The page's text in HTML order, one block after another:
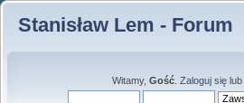
Stanisław Lem - Forum
Witamy, Gość. Zaloguj sięlub